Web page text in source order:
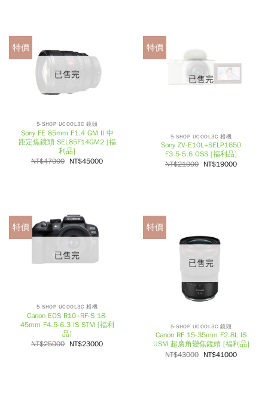
特價
已售完
5-SHOP UCOOL3C 鏡頭
Sony FE 85mm F1.4 GM II 中
距定焦鏡頭 SEL85F14GM2 [福
利品]
NT$47000 NT$45000
特價
已售完
5-SHOP UCOOL3C 相機
Sony ZV-E10L+SELP1650
F3.5-5.6 OSS [福利品]
NT$21000 NT$19000
特價
已售完
5-SHOP UCOOL3C 相機
Canon EOS R10+RF-S 18-
45mm F4.5-6.3 IS STM [福利
品]
NT$25000 NT$23000
特價
已售完
5-SHOP UCOOL3C 鏡頭
Canon RF 15-35mm F2.8L IS
USM 超廣角變焦鏡頭 [福利品]
NT$43000 NT$41000